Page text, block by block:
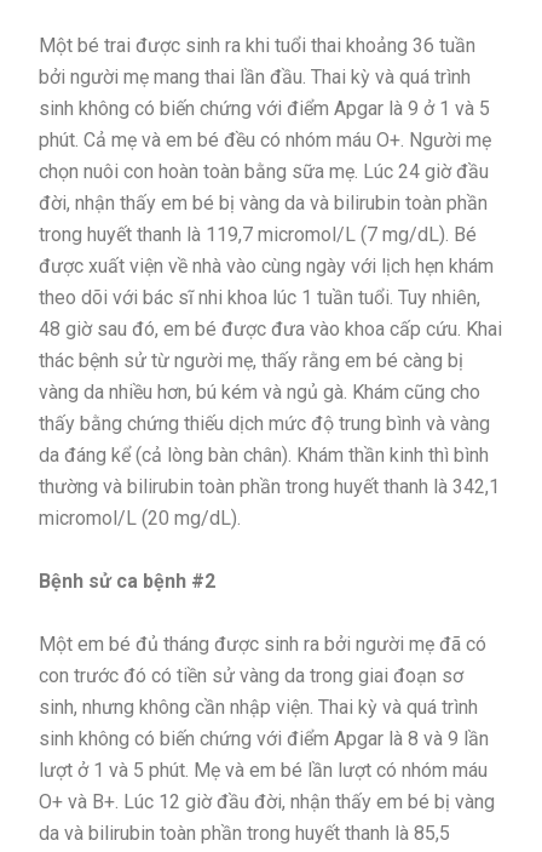
Một bé trai được sinh ra khi tuổi thai khoảng 36 tuần
bởi người mẹ mang thai lần đầu. Thai kỳ và quá trình
sinh không có biến chứng với điểm Apgar là 9 ở 1 và 5
phút. Cả mẹ và em bé đều có nhóm máu O+. Người mẹ
chọn nuôi con hoàn toàn bằng sữa mẹ. Lúc 24 giờ đầu
đời, nhận thấy em bé bị vàng da và bilirubin toàn phần
trong huyết thanh là 119,7 micromol/L (7 mg/dL). Bé
được xuất viện về nhà vào cùng ngày với lịch hẹn khám
theo dõi với bác sĩ nhi khoa lúc 1 tuần tuổi. Tuy nhiên,
48 giờ sau đó, em bé được đưa vào khoa cấp cứu. Khai
thác bệnh sử từ người mẹ, thấy rằng em bé càng bị
vàng da nhiều hơn, bú kém và ngủ gà. Khám cũng cho
thấy bằng chứng thiếu dịch mức độ trung bình và vàng
da đáng kể (cả lòng bàn chân). Khám thần kinh thì bình
thường và bilirubin toàn phần trong huyết thanh là 342,1
micromol/L (20 mg/dL).
Bệnh sử ca bệnh #2
Một em bé đủ tháng được sinh ra bởi người mẹ đã có
con trước đó có tiền sử vàng da trong giai đoạn sơ
sinh, nhưng không cần nhập viện. Thai kỳ và quá trình
sinh không có biến chứng với điểm Apgar là 8 và 9 lần
lượt ở 1 và 5 phút. Mẹ và em bé lần lượt có nhóm máu
O+ và B+. Lúc 12 giờ đầu đời, nhận thấy em bé bị vàng
da và bilirubin toàn phần trong huyết thanh là 85,5